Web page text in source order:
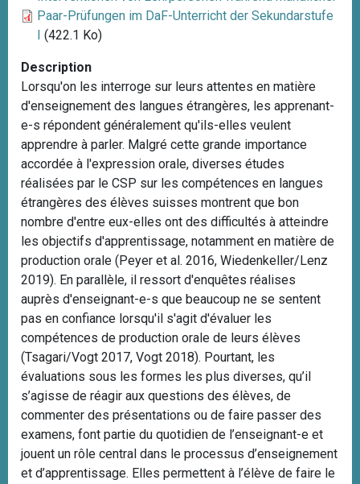
Paar-Prüfungen im DaF-Unterricht der Sekundarstufe
(422.1 Ko)
Description
Lorsqu'on les interroge sur leurs attentes en matière
d'enseignement des langues étrangères, les apprenant-
e-s répondent généralement qu'ils-elles veulent
apprendre à parler. Malgré cette grande importance
accordée à l'expression orale, diverses études
réalisées par le CSP sur les compétences en langues
étrangères des élèves suisses montrent que bon
nombre d'entre eux-elles ont des difficultés à atteindre
les objectifs d'apprentissage, notamment en matière de
production orale (Peyer et al. 2016, Wiedenkeller/Lenz
2019). En parallèle, il ressort d'enquêtes réalises
auprès d'enseignant-e-s que beaucoup ne se sentent
pas en confiance lorsqu'il s'agit d'évaluer les
compétences de production orale de leurs élèves
(Tsagari/Vogt 2017, Vogt 2018). Pourtant, les
évaluations sous les formes les plus diverses, qu’il
s’agisse de réagir aux questions des élèves, de
commenter des présentations ou de faire passer des
examens, font partie du quotidien de l’enseignant-e et
jouent un rôle central dans le processus d’enseignement
et d’apprentissage. Elles permettent à l’élève de faire le